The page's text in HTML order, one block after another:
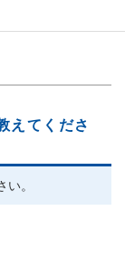
えてくださ
。